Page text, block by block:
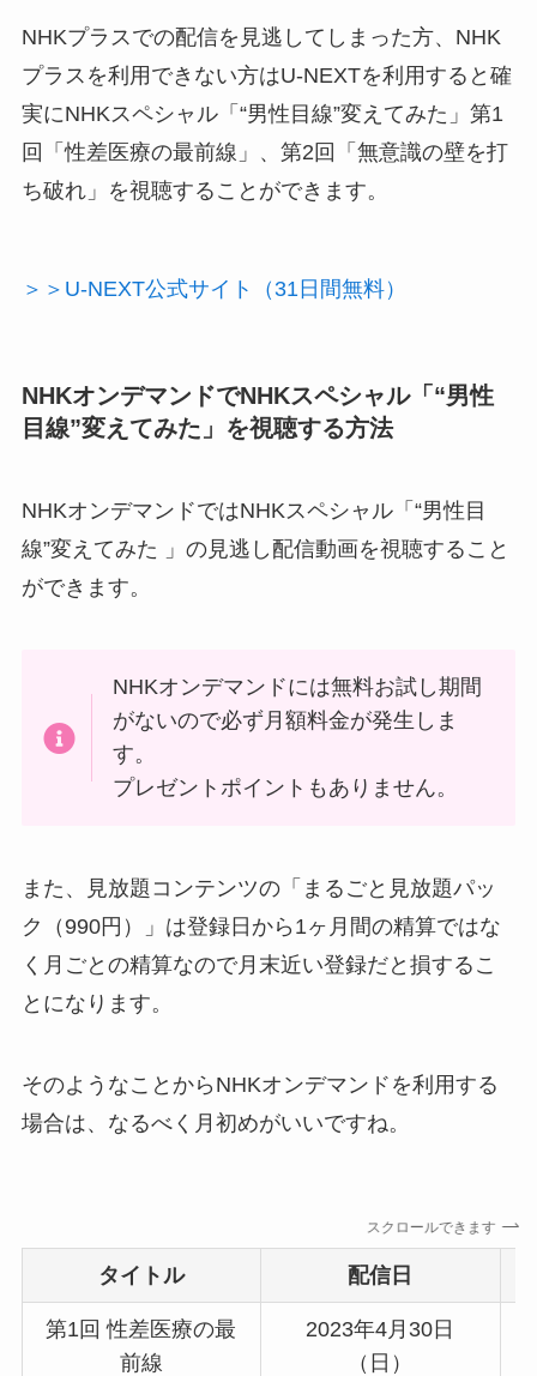
NHKプラスでの配信を見逃してしまった方、NHK
プラスを利用できない方はU-NEXTを利用すると確
実にNHKスペシャル「“男性目線”変えてみた」第1
回「性差医療の最前線」、第2回「無意識の壁を打
ち破れ」を視聴することができます。
＞＞U-NEXT公式サイト（31日間無料）
NHKオンデマンドでNHKスペシャル「“男性
目線”変えてみた」を視聴する方法
NHKオンデマンドではNHKスペシャル「“男性目
線”変えてみた 」の見逃し配信動画を視聴すること
ができます。
NHKオンデマンドには無料お試し期間
がないので必ず月額料金が発生しま
す。
プレゼントポイントもありません。
また、見放題コンテンツの「まるごと見放題パッ
ク（990円）」は登録日から1ヶ月間の精算ではな
く月ごとの精算なので月末近い登録だと損するこ
とになります。
そのようなことからNHKオンデマンドを利用する
場合は、なるべく月初めがいいですね。
スクロールできます
タイトル 配信日
第1回 性差医療の最
前線
2023年4月30日
（日）